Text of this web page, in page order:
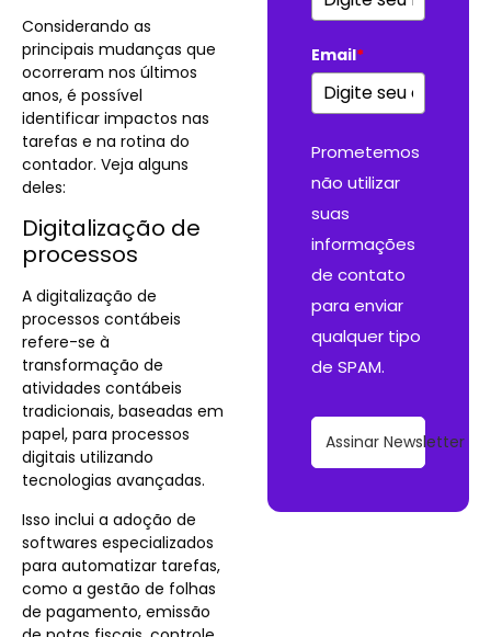
Considerando as
principais mudanças que
ocorreram nos últimos
anos, é possível
identificar impactos nas
tarefas e na rotina do
contador. Veja alguns
deles:
Digitalização de
processos
A digitalização de
processos contábeis
refere-se à
transformação de
atividades contábeis
tradicionais, baseadas em
papel, para processos
digitais utilizando
tecnologias avançadas.
Isso inclui a adoção de
softwares especializados
para automatizar tarefas,
como a gestão de folhas
de pagamento, emissão
Email*
Prometemos
não utilizar
suas
informações
de contato
para enviar
qualquer tipo
de SPAM.
Assinar Newsletter